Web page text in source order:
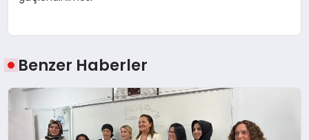
Benzer Haberler